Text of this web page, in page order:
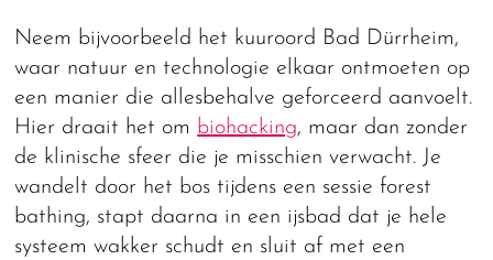
Neem bijvoorbeeld het kuuroord Bad Dürrheim,
waar natuur en technologie elkaar ontmoeten op
een manier die allesbehalve geforceerd aanvoelt.
Hier draait het om biohacking, maar dan zonder
de klinische sfeer die je misschien verwacht. Je
wandelt door het bos tijdens een sessie forest
bathing, stapt daarna in een ijsbad dat je hele
systeem wakker schudt en sluit af met een